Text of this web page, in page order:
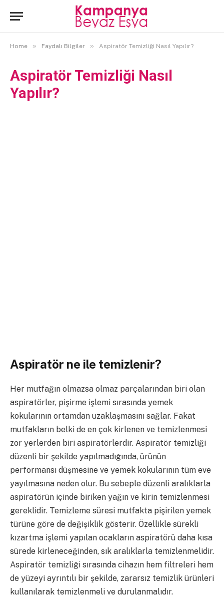
Home » Faydalı Bilgiler » Aspiratör Temizliği Nasıl Yapılır?
Aspiratör Temizliği Nasıl
Yapılır?
Aspiratör ne ile temizlenir?
Her mutfağın olmazsa olmaz parçalarından biri olan
aspiratörler, pişirme işlemi sırasında yemek
kokularının ortamdan uzaklaşmasını sağlar. Fakat
mutfakların belki de en çok kirlenen ve temizlenmesi
zor yerlerden biri aspiratörlerdir. Aspiratör temizliği
düzenli bir şekilde yapılmadığında, ürünün
performansı düşmesine ve yemek kokularının tüm eve
yayılmasına neden olur. Bu sebeple düzenli aralıklarla
aspiratörün içinde biriken yağın ve kirin temizlenmesi
gereklidir. Temizleme süresi mutfakta pişirilen yemek
türüne göre de değişiklik gösterir. Özellikle sürekli
kızartma işlemi yapılan ocakların aspiratörü daha kısa
sürede kirleneceğinden, sık aralıklarla temizlenmelidir.
Aspiratör temizliği sırasında cihazın hem filtreleri hem
de yüzeyi ayrıntılı bir şekilde, zararsız temizlik ürünleri
kullanılarak temizlenmeli ve durulanmalıdır.